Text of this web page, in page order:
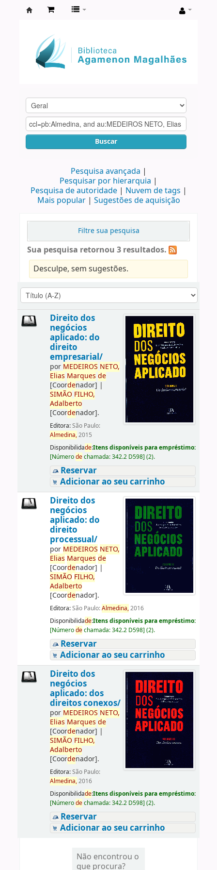
Agamenon
Magalhães
Buscar
Pesquisa avançada
Pesquisar por hierarquia
Pesquisa de autoridade
Nuvem de tags
Mais popular
Sugestões de aquisição
Filtre sua pesquisa
Sua pesquisa retornou 3 resultados.
Desculpe, sem sugestões.
Direito dos
negócios
aplicado: do
direito
empresarial/
por MEDEIROS NETO,
Elias Marques de
[Coordenador] |
SIMÃO FILHO,
Adalberto
[Coordenador].
Editora:São Paulo:
Almedina,2015
Disponibilidade:Itens disponíveis para empréstimo:
[Númerodechamada:342.2 D598] (2).
Reservar
Adicionar ao seu carrinho
Direito dos
negócios
aplicado: do
direito
processual/
por MEDEIROS NETO,
Elias Marques de
[Coordenador] |
SIMÃO FILHO,
Adalberto
[Coordenador].
Editora:São Paulo:Almedina,2016
Disponibilidade:Itens disponíveis para empréstimo:
[Númerodechamada:342.2 D598] (2).
Reservar
Adicionar ao seu carrinho
Direito dos
negócios
aplicado: dos
direitos conexos/
por MEDEIROS NETO,
Elias Marques de
[Coordenador] |
SIMÃO FILHO,
Adalberto
[Coordenador].
Editora:São Paulo:
Almedina,2016
Disponibilidade:Itens disponíveis para empréstimo:
[Númerodechamada:342.2 D598] (2).
Reservar
Adicionar ao seu carrinho
Não encontrou o
que procura?